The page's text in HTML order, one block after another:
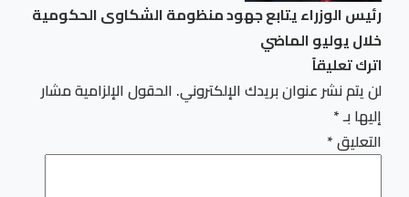
رئيس الوزراء يتابع جهود منظومة الشكاوى الحكومية
خلال يوليو الماضي
اترك تعليقاً
لن يتم نشر عنوان بريدك الإلكتروني. الحقول الإلزامية مشار
إليها بـ*
التعليق*